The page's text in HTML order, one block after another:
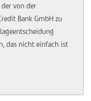
von der
Bank GmbH zu
das nicht einfach ist